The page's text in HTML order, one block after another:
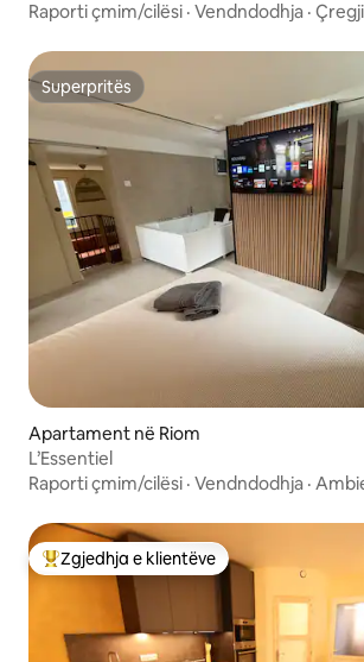
Raporti çmim/cilësi · Vendndodhja ·
Superpritës
Superpritës
Apartament në Riom
L’Essentiel
Raporti çmim/cilësi · Vendndodhja ·
Më të mirat e zgjedhjeve të klientëve
Zgjedhja e klientëve